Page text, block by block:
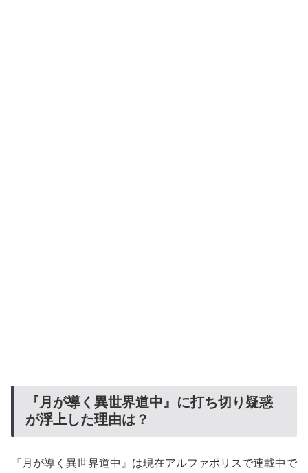
『月が導く異世界道中』に打ち切り疑惑
が浮上した理由は？
『月が導く異世界道中』は現在アルファポリスで連載中で